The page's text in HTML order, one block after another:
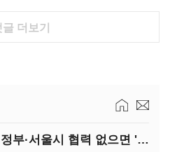
글 더보기
주택공급 '동상이몽'…정부·서울시 협력 없으면 '공수표'